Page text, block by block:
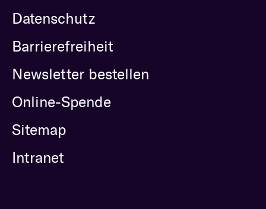
Datenschutz
Barrierefreiheit
Newsletter bestellen
Online-Spende
Sitemap
Intranet